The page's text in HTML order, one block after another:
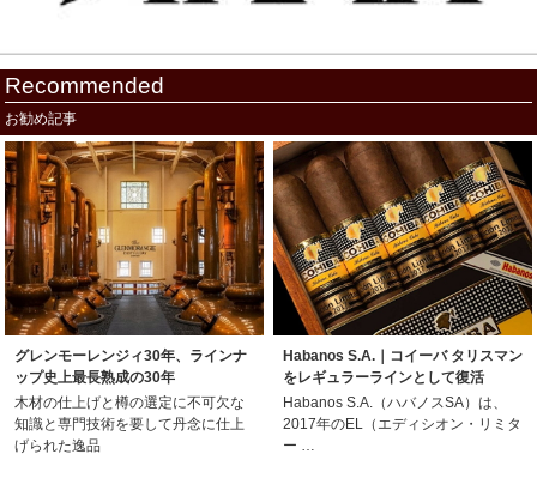
Recommended
お勧め記事
グレンモーレンジィ30年、ラインナ
ップ史上最長熟成の30年
木材の仕上げと樽の選定に不可欠な
知識と専門技術を要して丹念に仕上
げられた逸品
Habanos S.A.｜コイーバ タリスマン
をレギュラーラインとして復活
Habanos S.A.（ハバノスSA）は、
2017年のEL（エディシオン・リミタ
ー …